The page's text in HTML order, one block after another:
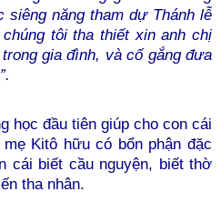
năng tham dự Thánh lễ
tôi tha thiết xin anh chị
gia đình, và cố gắng đưa
học đầu tiên giúp cho con cái
Kitô hữu có bổn phận đặc
cái biết cầu nguyện, biết thờ
tha nhân.